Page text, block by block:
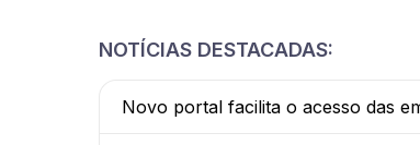
NOTÍCIAS DESTACADAS:
Novo portal facilita o acesso das